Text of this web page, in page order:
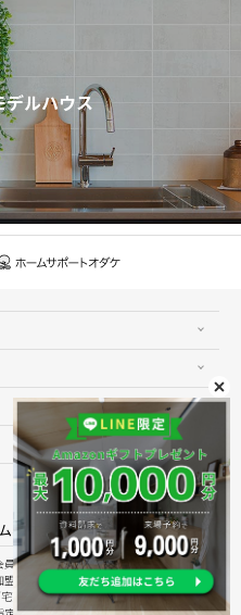
デルハウス
株式会社
／公益社団法人石川県宅地建物取引
建業/国土交通大臣（8）第5025号